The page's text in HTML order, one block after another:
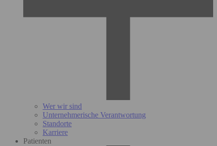
Wer wir sind
Unternehmerische Verantwortung
Standorte
Karriere
Patienten